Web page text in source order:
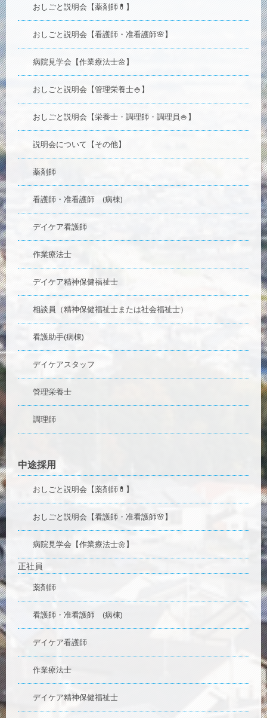
おしごと説明会【薬剤師💊】
おしごと説明会【看護師・准看護師🌸】
病院見学会【作業療法士🌼】
おしごと説明会【管理栄養士🍚】
おしごと説明会【栄養士・調理師・調理員🍚】
説明会について【その他】
薬剤師
看護師・准看護師 (病棟)
デイケア看護師
作業療法士
デイケア精神保健福祉士
相談員（精神保健福祉士または社会福祉士）
看護助手(病棟)
デイケアスタッフ
管理栄養士
調理師
中途採用
おしごと説明会【薬剤師💊】
おしごと説明会【看護師・准看護師🌸】
病院見学会【作業療法士🌼】
正社員
薬剤師
看護師・准看護師 (病棟)
デイケア看護師
作業療法士
デイケア精神保健福祉士